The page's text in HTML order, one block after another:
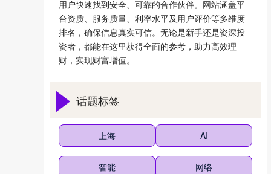
用户快速找到安全、可靠的合作伙伴。网站涵盖平
台资质、服务质量、利率水平及用户评价等多维度
排名，确保信息真实可信。无论是新手还是资深投
资者，都能在这里获得全面的参考，助力高效理
财，实现财富增值。
话题标签
上海 AI
智能 网络